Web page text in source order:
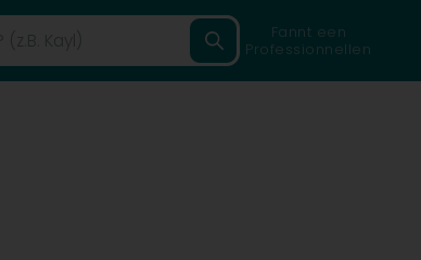
Fannt een
Professionnellen